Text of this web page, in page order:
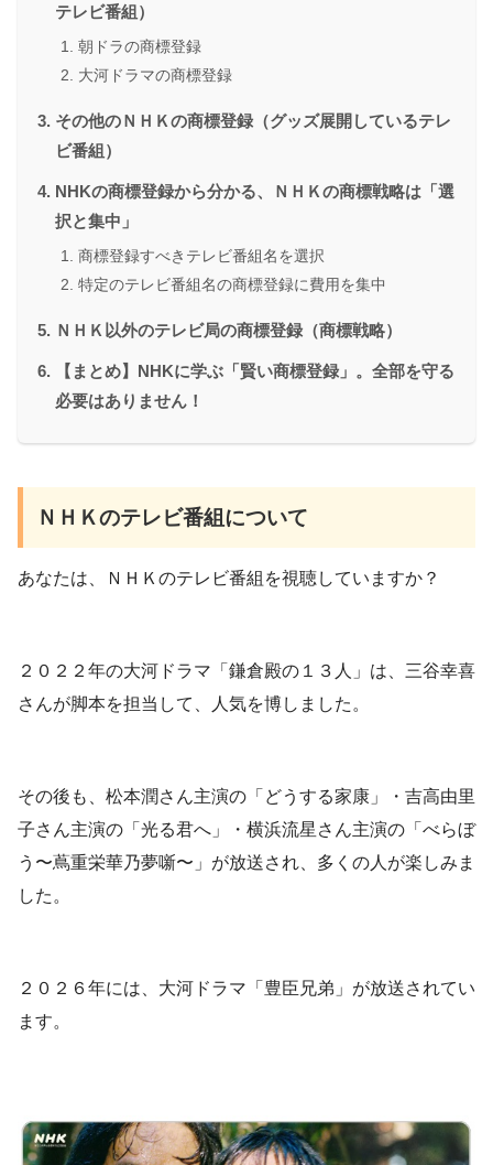
テレビ番組）
朝ドラの商標登録
大河ドラマの商標登録
その他のＮＨＫの商標登録（グッズ展開しているテレ
ビ番組）
NHKの商標登録から分かる、ＮＨＫの商標戦略は「選
択と集中」
商標登録すべきテレビ番組名を選択
特定のテレビ番組名の商標登録に費用を集中
ＮＨＫ以外のテレビ局の商標登録（商標戦略）
【まとめ】NHKに学ぶ「賢い商標登録」。全部を守る
必要はありません！
ＮＨＫのテレビ番組について
あなたは、ＮＨＫのテレビ番組を視聴していますか？
２０２２年の大河ドラマ「鎌倉殿の１３人」は、三谷幸喜
さんが脚本を担当して、人気を博しました。
その後も、松本潤さん主演の「どうする家康」・吉高由里
子さん主演の「光る君へ」・横浜流星さん主演の「べらぼ
う〜蔦重栄華乃夢噺〜」が放送され、多くの人が楽しみま
した。
２０２６年には、大河ドラマ「豊臣兄弟」が放送されてい
ます。